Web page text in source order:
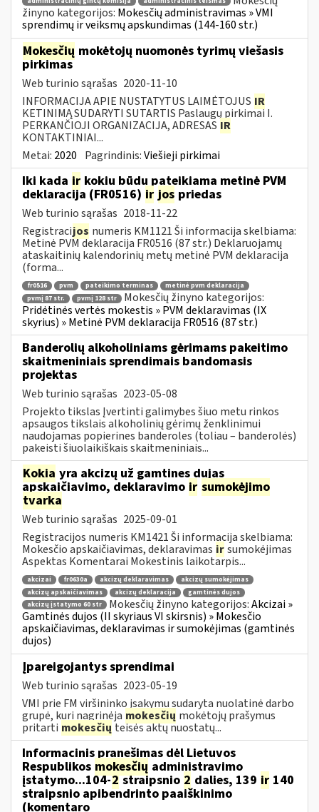
žinyno kategorijos: Mokesčių administravimas » VMI
sprendimų ir veiksmų apskundimas (144-160 str.)
Mokesčių mokėtojų nuomonės tyrimų viešasis
pirkimas
Web turinio sąrašas 2020-11-10
INFORMACIJA APIE NUSTATYTUS LAIMĖTOJUS IR
KETINIMĄ SUDARYTI SUTARTIS Paslaugų pirkimai I.
PERKANČIOJI ORGANIZACIJA, ADRESAS IR
KONTAKTINIAI...
Metai: 2020 Pagrindinis:Viešieji pirkimai
Iki kada ir kokiu būdu pateikiama metinė PVM
deklaracija (FR0516) ir jos priedas
Web turinio sąrašas 2018-11-22
Registracijos numeris KM1121 Ši informacija skelbiama:
Metinė PVM deklaracija FR0516 (87 str.) Deklaruojamų
ataskaitinių kalendorinių metų metinė PVM deklaracija
(forma...
fr0516 pvm pateikimo terminas
metinė pvm deklaracija
pvmį 87 str.
pvmį 128 str
Mokesčių žinyno kategorijos:
Pridėtinės vertės mokestis » PVM deklaravimas (IX
skyrius) » Metinė PVM deklaracija FR0516 (87 str.)
Banderolių alkoholiniams gėrimams pakeitimo
skaitmeniniais sprendimais bandomasis
projektas
Web turinio sąrašas 2023-05-08
Projekto tikslas Įvertinti galimybes šiuo metu rinkos
apsaugos tikslais alkoholinių gėrimų ženklinimui
naudojamas popierines banderoles (toliau – banderolės)
pakeisti šiuolaikiškais skaitmeniniais...
Kokia yra akcizų už gamtines dujas
apskaičiavimo, deklaravimo ir sumokėjimo
tvarka
Web turinio sąrašas 2025-09-01
Registracijos numeris KM1421 Ši informacija skelbiama:
Mokesčio apskaičiavimas, deklaravimas irsumokėjimas
Aspektas Komentarai Mokestinis laikotarpis...
akcizai fr0630a akcizų deklaravimas
akcizų sumokėjimas
akcizų apskaičiavimas
akcizų deklaracija
gamtinės dujos
akcizų įstatymo 60 str
Mokesčių žinyno kategorijos:Akcizai »
Gamtinės dujos (II skyriaus VI skirsnis) » Mokesčio
apskaičiavimas, deklaravimas ir sumokėjimas (gamtinės
dujos)
Įpareigojantys sprendimai
Web turinio sąrašas 2023-05-19
VMI prie FM viršininko įsakymu sudaryta nuolatinė darbo
grupė, kuri nagrinėja mokesčių mokėtojų prašymus
pritarti mokesčių teisės aktų nuostatų...
Informacinis pranešimas dėl Lietuvos
Respublikos mokesčių administravimo
įstatymo...104-2straipsnio 2 dalies, 139 ir 140
straipsnio apibendrinto paaiškinimo
(komentaro